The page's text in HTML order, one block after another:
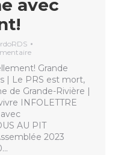
avec
Grande
| Le PRS est mort,
de Grande-Rivière |
INFOLETTRE
AU PIT
2023